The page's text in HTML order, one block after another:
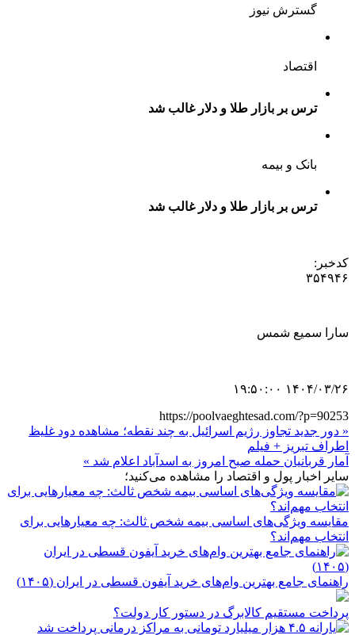
گسترش نیوز
اقتصاد
ترس بر بازار طلا و دلار غالب شد
بانک و بیمه
ترس بر بازار طلا و دلار غالب شد
کدخبر:
۳۵۴۹۴۶
سارا سمیع شمس
۱۴۰۴/۰۳/۲۶ ۱۹:۵۰:۰۰
https://poolvaeghtesad.com/?p=90253
« دور جدید تجاوز رژیم اسرائیل به چند نقطه؛ مشاهده دود غلیظ
اطراف تبریز + فیلم
آمار قربانیان حمله صبح امروز به اسدآباد اعلام شد »
سایر اخبار پول و اقتصاد را مشاهده می‌کنید؛
مقایسه ویژگی‌های اساسی بیمه شخص ثالث: چه معیارهایی برای
انتخاب مهم‌اند؟
راهنمای جامع بهترین وام‌های خرید آیفون قسطی در ایران (۱۴۰۵)
پرداخت مستقیم کالابرگ در دستور کار دولت؟